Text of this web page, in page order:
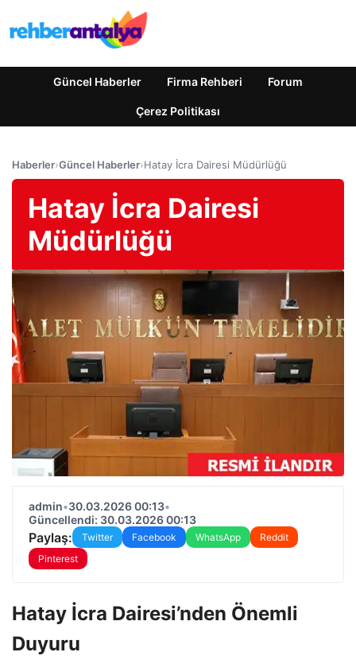
Güncel Haberler Firma Rehberi Forum
Çerez Politikası
Haberler›Güncel Haberler›Hatay İcra Dairesi Müdürlüğü
Hatay İcra Dairesi
Müdürlüğü
admin•30.03.2026 00:13•
Güncellendi: 30.03.2026 00:13
Paylaş: Twitter Facebook WhatsApp
Reddit
Pinterest
Hatay İcra Dairesi’nden Önemli
Duyuru